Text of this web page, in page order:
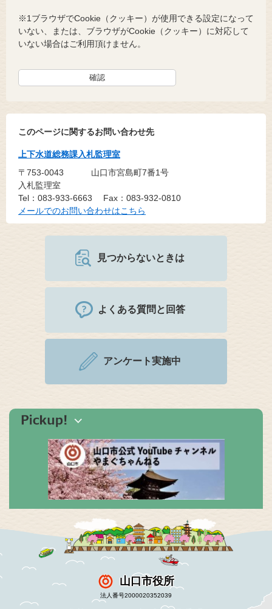
※1ブラウザでCookie（クッキー）が使用できる設定になって
いない、または、ブラウザがCookie（クッキー）に対応して
いない場合はご利用頂けません。
このページに関するお問い合わせ先
上下水道総務課入札監理室
〒753-0043
山口市宮島町7番1号
入札監理室
Tel：083-933-6663
Fax：083-932-0810
メールでのお問い合わせはこちら
見つからないときは
よくある質問と回答
アンケート実施中
山口市役所
法人番号2000020352039